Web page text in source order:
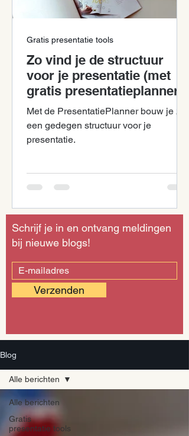
Zo vind je de structuur
voor je presentatie (met
gratis presentatieplanner)
Met de PresentatiePlanner bouw je zelf
een gedegen structuur voor je
presentatie.
Gratis presentatie tools
Schrijf je in en ontvang meldingen
bij nieuwe blogs!
Verzenden
Blog
Alle berichten
Gratis
presentatie tools
Alle berichten